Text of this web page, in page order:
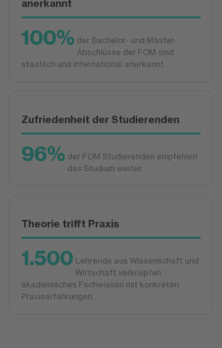
anerkannt
100% der Bachelor- und Master-
Abschlüsse der FOM sind
staatlich und international anerkannt.
Zufriedenheit der Studierenden
96% der FOM Studierenden empfehlen
das Studium weiter.
Theorie trifft Praxis
1.500 Lehrende aus Wissenschaft und
Wirtschaft verknüpfen
akademisches Fachwissen mit konkreten
Praxiserfahrungen.